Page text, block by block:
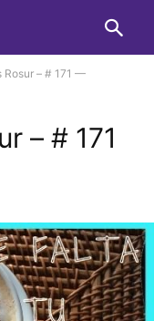
Rosur – # 171 —
– # 171